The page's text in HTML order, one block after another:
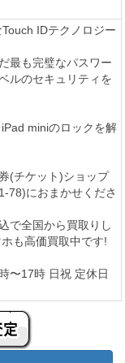
IDテクノロジー
最も完璧なパスワー
ルのセキュリティを
miniのロックを解
(チケット)ショップ
78)におまかせくださ
で全国から買取りし
も高価買取中です!
〜17時 日祝 定休日